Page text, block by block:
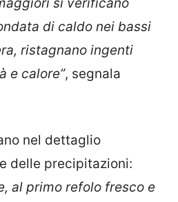
di caldo nei bassi
ristagnano ingenti
e calore”, segnala
nel dettaglio
delle precipitazioni:
al primo refolo fresco e